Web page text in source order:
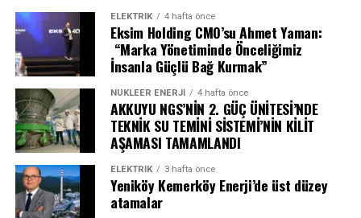
sunduğumuz indirim oranlarıyla bütçeler üzerindeki
yükleri hafifletiyoruz. Amacımız, müşterilerimizin
operasyonel süreçlerini ve maliyetlerini optimize ederek,
dijital altyapımızla onlara sadece işlerine
araçlarının doğrudan tasarım felsefesinden nasıl
şekillendiğini ortaya koyacak. Modelle ilgili daha fazla
detay, Milano’daki resmi lansmanda paylaşılacak.
Enstalasyon, araç ve atölye çalışmaları birlikte ele
alındığında, konseptten nihai ürüne uzanan bütüncül
bir hikâye sunuyor ve Hyundai’nin geleceğin mobilitesine
tasarım odaklı yaklaşımını gözler önüne
seriyor.Hyundai, IONIQ 3’ü Milano Tasarım Haftası’nda
Tanıtacak
ELEKTRİK 4 hafta önce
Eksim Holding CMO’su Ahmet Yaman:
“Marka Yönetiminde Önceliğimiz
İnsanla Güçlü Bağ Kurmak”
NÜKLEER ENERJI 4 hafta önce
AKKUYU NGS’NİN 2. GÜÇ ÜNİTESİ’NDE
TEKNİK SU TEMİNİ SİSTEMİ’NİN KİLİT
AŞAMASI TAMAMLANDI
ELEKTRİK 3 hafta önce
Yeniköy Kemerköy Enerji’de üst düzey
atamalar